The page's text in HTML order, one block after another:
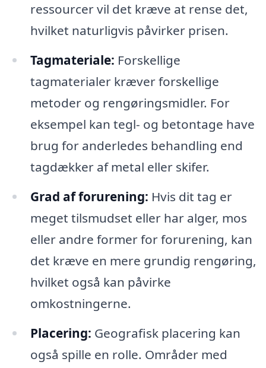
ressourcer vil det kræve at rense det,
hvilket naturligvis påvirker prisen.
Tagmateriale: Forskellige
tagmaterialer kræver forskellige
metoder og rengøringsmidler. For
eksempel kan tegl- og betontage have
brug for anderledes behandling end
tagdækker af metal eller skifer.
Grad af forurening: Hvis dit tag er
meget tilsmudset eller har alger, mos
eller andre former for forurening, kan
det kræve en mere grundig rengøring,
hvilket også kan påvirke
omkostningerne.
Placering: Geografisk placering kan
også spille en rolle. Områder med